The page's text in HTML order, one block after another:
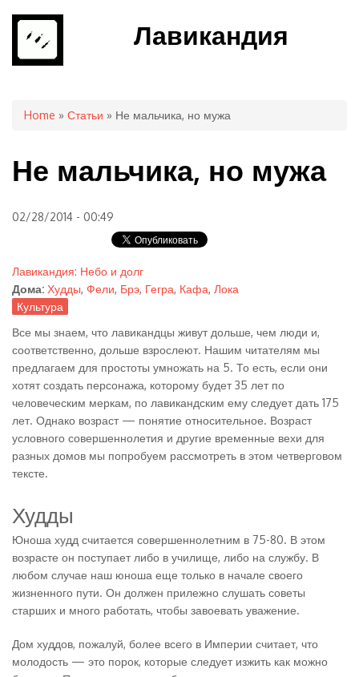
Лавикандия
You are here
Home » Статьи » Не мальчика, но мужа
Не мальчика, но мужа
02/28/2014 - 00:49
Лавикандия: Небо и долг
Дома: Худды, Фели, Брэ, Гегра, Кафа, Лока
Культура
Все мы знаем, что лавикандцы живут дольше, чем люди и,
соответственно, дольше взрослеют. Нашим читателям мы
предлагаем для простоты умножать на 5. То есть, если они
хотят создать персонажа, которому будет 35 лет по
человеческим меркам, по лавикандским ему следует дать 175
лет. Однако возраст — понятие относительное. Возраст
условного совершеннолетия и другие временные вехи для
разных домов мы попробуем рассмотреть в этом четверговом
тексте.
Худды
Юноша худд считается совершеннолетним в 75-80. В этом
возрасте он поступает либо в училище, либо на службу. В
любом случае наш юноша еще только в начале своего
жизненного пути. Он должен прилежно слушать советы
старших и много работать, чтобы завоевать уважение.
Дом худдов, пожалуй, более всего в Империи считает, что
молодость — это порок, которые следует изжить как можно